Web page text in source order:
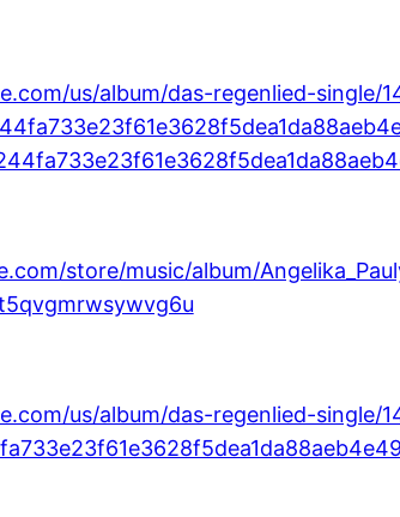
us/album/das-regenlied-single/
store/music/album/
us/album/das-regenlied-single/